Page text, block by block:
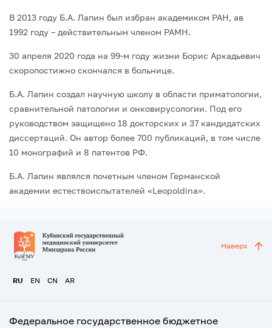
В 2013 году Б.А. Лапин был избран академиком РАН, ав
1992 году – действитель­ным членом РАМН.
30 апреля 2020 года на 99-м году жизни Борис Аркадьевич
скоропостижно скон­чался в больнице.
Б.А. Лапин создал научную школу в области приматологии,
сравнительной пато­логии и онковирусологии. Под его
руководством защищено 18 докторских и 37 кан­дидатских
диссертаций. Он автор более 700 публикаций, в том числе
10 монографий и 8 патентов РФ.
Б.А. Лапин являлся почетным членом Германской
академии естествоиспытате­лей «Leopoldina».
RU EN CN AR
Наверх
Федеральное государственное бюджетное